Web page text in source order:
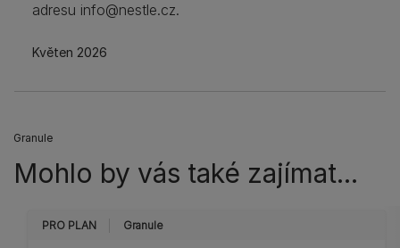
adresu info@nestle.cz.
Květen 2026
Granule
Mohlo by vás také zajímat...
PRO PLAN Granule